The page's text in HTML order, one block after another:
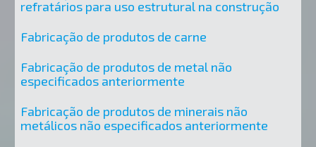
refratários para uso estrutural na construção
Fabricação de produtos de carne
Fabricação de produtos de metal não
especificados anteriormente
Fabricação de produtos de minerais não
metálicos não especificados anteriormente